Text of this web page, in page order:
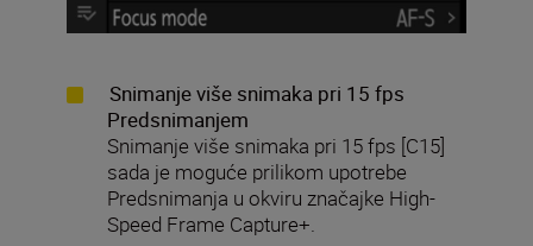
Snimanje više snimaka pri 15 fps
Predsnimanjem
Snimanje više snimaka pri 15 fps [C15]
sada je moguće prilikom upotrebe
Predsnimanja u okviru značajke High-
Speed Frame Capture+.